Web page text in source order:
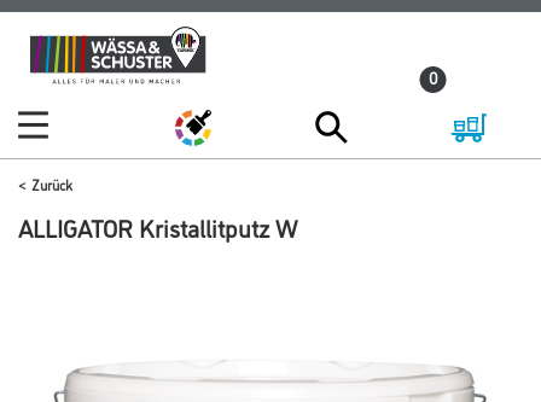
Zum
Inhalt
Zum
Navigationsmenü
0
Zurück
ALLIGATOR Kristallitputz W